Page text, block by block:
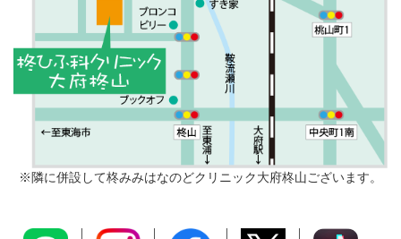
※隣に併設して柊みみはなのどクリニック大府柊山ございます。